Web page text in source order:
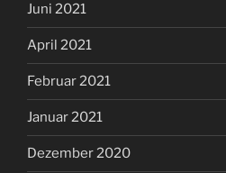
Juni 2021
April 2021
Februar 2021
Januar 2021
Dezember 2020